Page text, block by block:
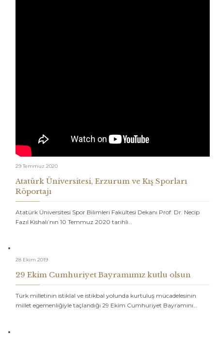
29 Temmuz 2020
Atatürk Üniversitesi, Erzurum ve Kış Sporları
Röportajı
Atatürk Üniversitesi Spor Bilimleri Fakültesi Dekanı Prof. Dr. Necip
Fazıl Kishalı’nın 10 Temmuz 2020 tarihli…
28 Ekim 2019
29 Ekim Cumhuriyet Bayramımız kutlu olsun
Türk milletinin istiklal ve istikbal yolunda kurtuluş mücadelesinin
millet egemenliğiyle taçlandığı 29 Ekim Cumhuriyet Bayramını…